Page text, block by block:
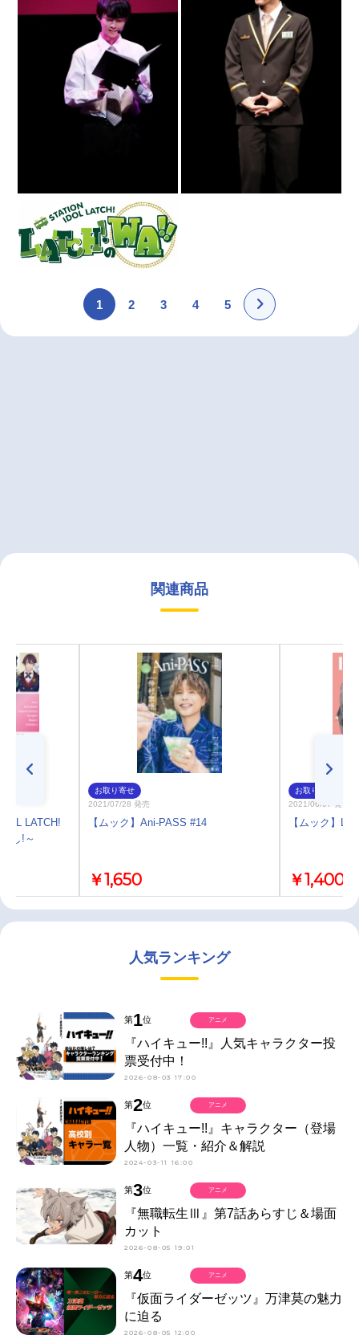
1 2 3 4 5
関連商品
LATCH!
し!～
お取り寄せ
2021/07/28 発売
【ムック】Ani-PASS #14
￥1,650
お取り寄せ
2021/06/07 発売
【ムック】
￥1,400
人気ランキング
第1位
『ハイキュー!!』人気キャラクター投
票受付中！
2026-08-03 17:00
アニメ
第2位
『ハイキュー!!』キャラクター（登場
人物）一覧・紹介＆解説
2024-03-11 16:00
アニメ
第3位
『無職転生Ⅲ』第7話あらすじ＆場面
カット
2026-08-05 19:01
アニメ
第4位
『仮面ライダーゼッツ』万津莫の魅力
に迫る
2026-08-05 12:00
アニメ